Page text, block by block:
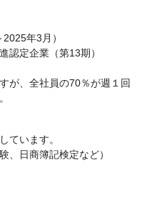
年3月）
認定企業（第13期）
が、全社員の70％が週１回
ています。
、日商簿記検定など）